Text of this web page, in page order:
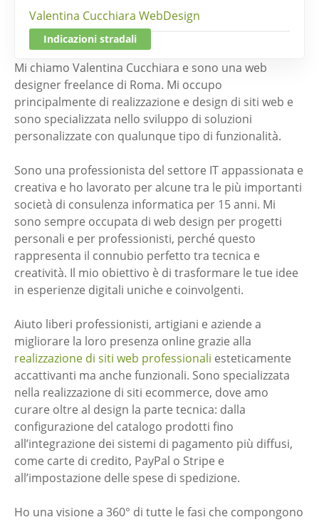
Valentina Cucchiara WebDesign
Indicazioni stradali
Mi chiamo Valentina Cucchiara e sono una web
designer freelance di Roma. Mi occupo
principalmente di realizzazione e design di siti web e
sono specializzata nello sviluppo di soluzioni
personalizzate con qualunque tipo di funzionalità.
Sono una professionista del settore IT appassionata e
creativa e ho lavorato per alcune tra le più importanti
società di consulenza informatica per 15 anni. Mi
sono sempre occupata di web design per progetti
personali e per professionisti, perché questo
rappresenta il connubio perfetto tra tecnica e
creatività. Il mio obiettivo è di trasformare le tue idee
in esperienze digitali uniche e coinvolgenti.
Aiuto liberi professionisti, artigiani e aziende a
migliorare la loro presenza online grazie alla
realizzazione di siti web professionali esteticamente
accattivanti ma anche funzionali. Sono specializzata
nella realizzazione di siti ecommerce, dove amo
curare oltre al design la parte tecnica: dalla
configurazione del catalogo prodotti fino
all’integrazione dei sistemi di pagamento più diffusi,
come carte di credito, PayPal o Stripe e
all’impostazione delle spese di spedizione.
Ho una visione a 360° di tutte le fasi che compongono